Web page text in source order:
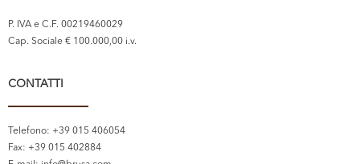
P. IVA e C.F. 00219460029
Cap. Sociale € 100.000,00 i.v.
CONTATTI
Telefono: +39 015 406054
Fax: +39 015 402884